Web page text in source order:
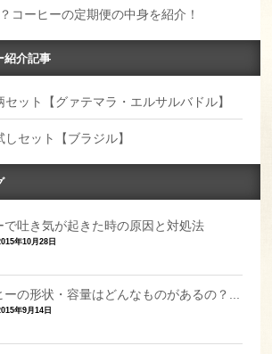
コーヒーの定期便の中身を紹介！
紹介記事
ット【グァテマラ・エルサルバドル】
セット【ブラジル】
で吐き気が起きた時の原因と対処法
年10月28日
ーの形状・容量はどんなものがあるの？...
年9月14日